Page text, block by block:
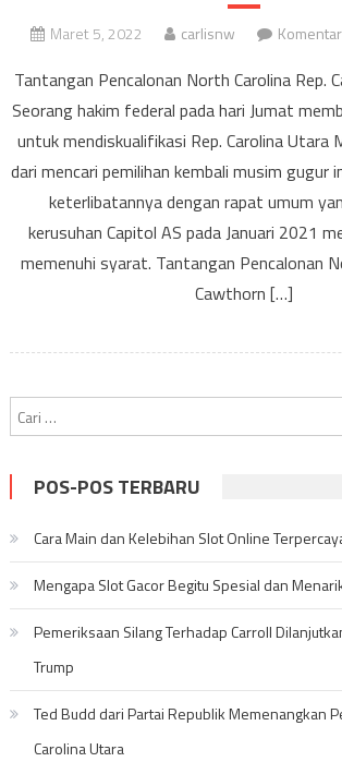
Maret 5, 2022 carlisnw
Tantangan Pencalonan North Carolina Rep.
Seorang hakim federal pada hari Jumat
untuk mendiskualifikasi Rep. Carolina Utara
dari mencari pemilihan kembali musim gugur
keterlibatannya dengan rapat umum
kerusuhan Capitol AS pada Januari 2021
memenuhi syarat. Tantangan Pencalonan
Cawthorn […]
POS-POS TERBARU
Cara Main dan Kelebihan Slot Online
Mengapa Slot Gacor Begitu Spesial dan
Pemeriksaan Silang Terhadap Carroll
Trump
Ted Budd dari Partai Republik Memenangkan
Carolina Utara